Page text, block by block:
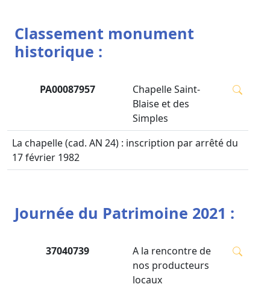
Classement monument
historique :
PA00087957
Chapelle Saint-
Blaise et des
Simples
La chapelle (cad. AN 24) : inscription par arrêté du
17 février 1982
Journée du Patrimoine 2021 :
37040739
A la rencontre de
nos producteurs
locaux